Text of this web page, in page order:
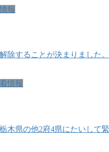
報
除することが決まりまし
情報
県の他2府4県にたいし